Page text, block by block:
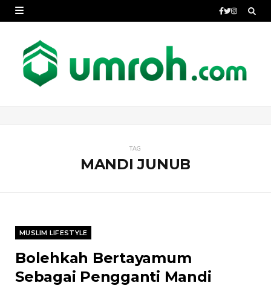
TAG
MANDI JUNUB
MUSLIM LIFESTYLE
Bolehkah Bertayamum
Sebagai Pengganti Mandi